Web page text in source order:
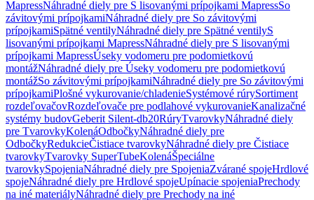
MapressNáhradné diely pre S lisovanými prípojkami MapressSo
závitovými prípojkamiNáhradné diely pre So závitovými
prípojkamiSpätné ventilyNáhradné diely pre Spätné ventilyS
lisovanými prípojkami MapressNáhradné diely pre S lisovanými
prípojkami MapressÚseky vodomeru pre podomietkovú
montážNáhradné diely pre Úseky vodomeru pre podomietkovú
montážSo závitovými prípojkamiNáhradné diely pre So závitovými
prípojkamiPlošné vykurovanie/chladenieSystémové rúrySortiment
rozdeľovačovRozdeľovače pre podlahové vykurovanieKanalizačné
systémy budovGeberit Silent-db20RúryTvarovkyNáhradné diely
pre TvarovkyKolenáOdbočkyNáhradné diely pre
OdbočkyRedukcieČistiace tvarovkyNáhradné diely pre Čistiace
tvarovkyTvarovky SuperTubeKolenáŠpeciálne
tvarovkySpojeniaNáhradné diely pre SpojeniaZvárané spojeHrdlové
spojeNáhradné diely pre Hrdlové spojeUpínacie spojeniaPrechody
na iné materiályNáhradné diely pre Prechody na iné